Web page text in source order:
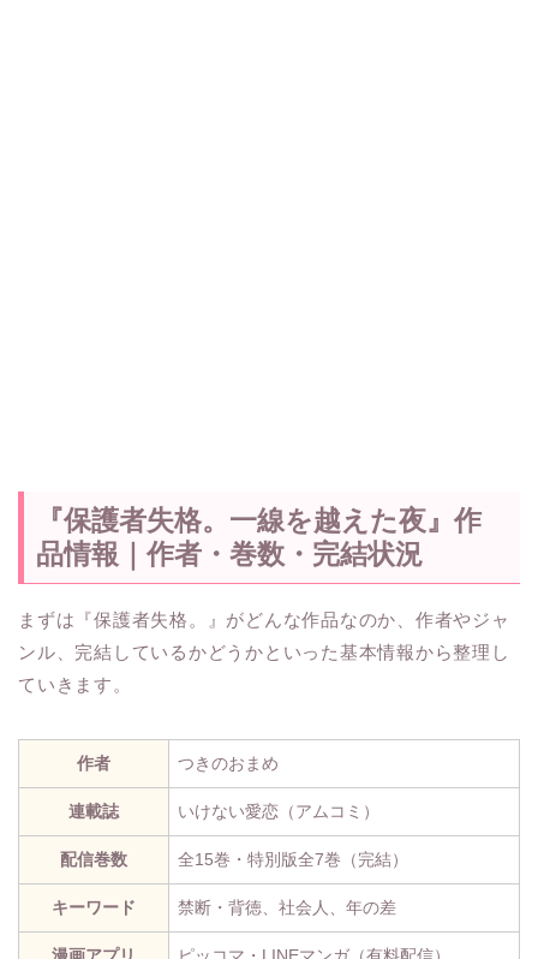
『保護者失格。一線を越えた夜』作
品情報｜作者・巻数・完結状況
まずは『保護者失格。』がどんな作品なのか、作者やジャ
ンル、完結しているかどうかといった基本情報から整理し
ていきます。
作者 つきのおまめ
連載誌 いけない愛恋（アムコミ）
配信巻数 全15巻・特別版全7巻（完結）
キーワード 禁断・背徳、社会人、年の差